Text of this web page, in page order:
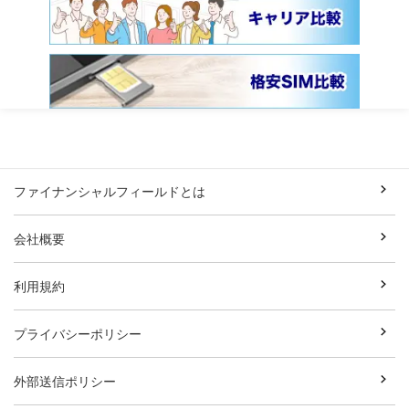
ファイナンシャルフィールドとは
会社概要
利用規約
プライバシーポリシー
外部送信ポリシー